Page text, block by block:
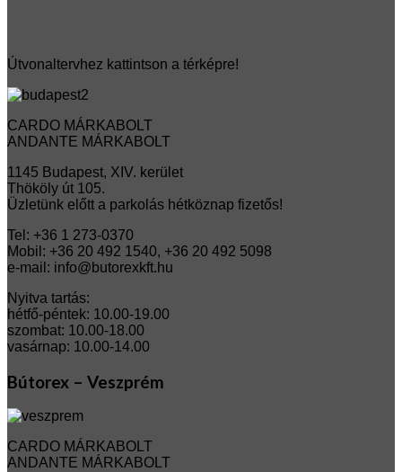
Útvonaltervhez kattintson a térképre!
CARDO MÁRKABOLT
ANDANTE MÁRKABOLT
1145 Budapest, XIV. kerület
Thököly út 105.
Üzletünk előtt a parkolás hétköznap fizetős!
Tel: +36 1 273-0370
Mobil: +36 20 492 1540, +36 20 492 5098
e-mail: info@butorexkft.hu
Nyitva tartás:
hétfő-péntek: 10.00-19.00
szombat: 10.00-18.00
vasárnap: 10.00-14.00
Bútorex – Veszprém
CARDO MÁRKABOLT
ANDANTE MÁRKABOLT